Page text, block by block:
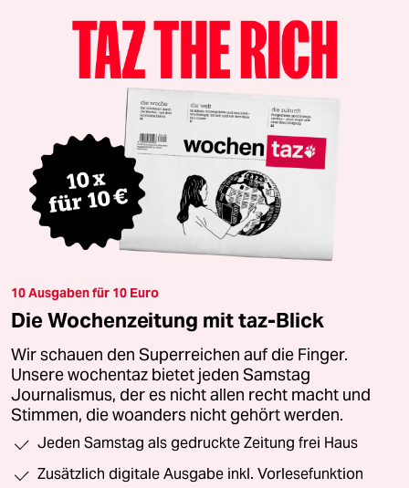
10 Ausgaben für 10 Euro
Die Wochenzeitung mit taz-Blick
Wir schauen den Superreichen auf die Finger.
Unsere wochentaz bietet jeden Samstag
Journalismus, der es nicht allen recht macht und
Stimmen, die woanders nicht gehört werden.
Jeden Samstag als gedruckte Zeitung frei Haus
Zusätzlich digitale Ausgabe inkl. Vorlesefunktion